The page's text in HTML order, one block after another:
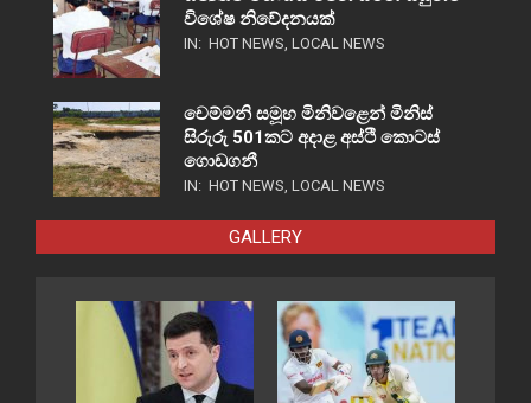
විශේෂ නිවේදනයක්
IN: HOT NEWS, LOCAL NEWS
චෙම්මනි සමූහ මිනිවළෙන් මිනිස්
සිරුරු 501කට අදාළ අස්ථි කොටස්
ගොඩගනී
IN: HOT NEWS, LOCAL NEWS
GALLERY